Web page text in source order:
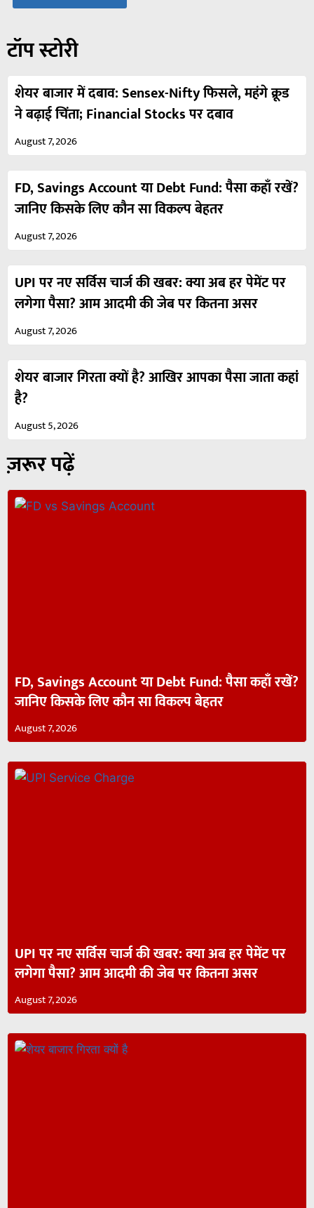
टॉप स्टोरी
शेयर बाजार में दबाव: Sensex-Nifty फिसले, महंगे क्रूड
ने बढ़ाई चिंता; Financial Stocks पर दबाव
August 7, 2026
FD, Savings Account या Debt Fund: पैसा कहाँ रखें?
जानिए किसके लिए कौन सा विकल्प बेहतर
August 7, 2026
UPI पर नए सर्विस चार्ज की खबर: क्या अब हर पेमेंट पर
लगेगा पैसा? आम आदमी की जेब पर कितना असर
August 7, 2026
शेयर बाजार गिरता क्यों है? आखिर आपका पैसा जाता कहां
है?
August 5, 2026
ज़रूर पढ़ें
FD, Savings Account या Debt Fund: पैसा कहाँ रखें?
जानिए किसके लिए कौन सा विकल्प बेहतर
August 7, 2026
UPI पर नए सर्विस चार्ज की खबर: क्या अब हर पेमेंट पर
लगेगा पैसा? आम आदमी की जेब पर कितना असर
August 7, 2026